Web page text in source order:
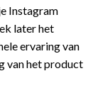
Instagram
later het
ervaring van
van het product